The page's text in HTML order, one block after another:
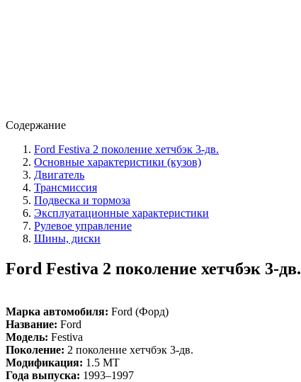
Содержание
Ford Festiva 2 поколение хетчбэк 3-дв.
Основные характеристики (кузов)
Двигатель
Трансмиссия
Подвеска и тормоза
Эксплуатационные характеристики
Рулевое управление
Шины, диски
Ford Festiva 2 поколение хетчбэк 3-дв.
Марка автомобиля: Ford (Форд)
Название: Ford
Модель: Festiva
Поколение: 2 поколение хетчбэк 3-дв.
Модификация: 1.5 MT
Года выпуска: 1993–1997